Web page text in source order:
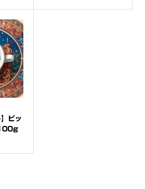
ピッ
100g